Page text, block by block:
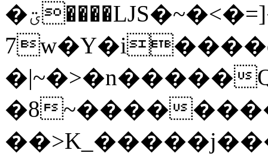
�ؾ����ǇS�~�<�=]����^vz��{{��t�%
�|~�>�n�����
�8~����